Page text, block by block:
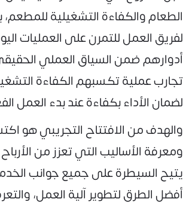
الطعام والكفاءة التشغيلية للمطعم،
لفريق العمل للتمرن على العمليات
أدوارهم ضمن السياق العملي
تجارب عملية تكسبهم الكفاءة
لضمان الأداء بكفاءة عند بدء العمل
والهدف من الافتتاح التجريبي هو
ومعرفة الأساليب التي تعزز من
يتيح السيطرة على جميع جوانب
أفضل الطرق لتطوير آلية العمل،